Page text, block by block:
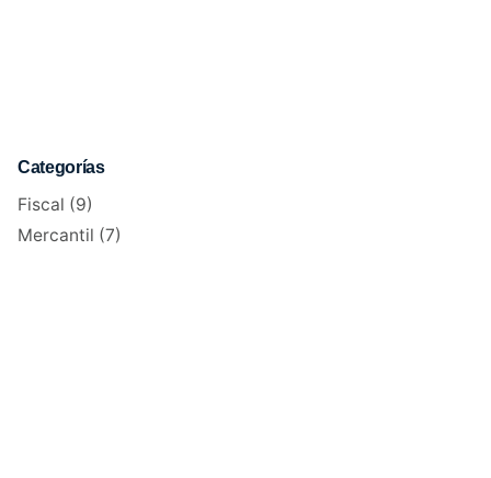
Categorías
Fiscal (9)
Mercantil (7)